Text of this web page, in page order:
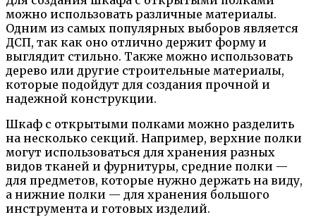
можно использовать различные материалы.
Одним из самых популярных выборов является
ДСП, так как оно отлично держит форму и
выглядит стильно. Также можно использовать
дерево или другие строительные материалы,
которые подойдут для создания прочной и
надежной конструкции.
Шкаф с открытыми полками можно разделить
на несколько секций. Например, верхние полки
могут использоваться для хранения разных
видов тканей и фурнитуры, средние полки —
для предметов, которые нужно держать на виду,
а нижние полки — для хранения большого
инструмента и готовых изделий.